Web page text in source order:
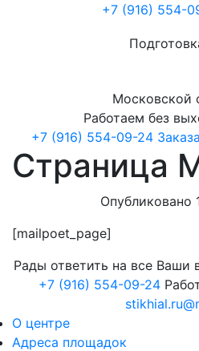
+7 (916) 554-
Московской
+7 (916) 554-09-24
Работаем без
Страница
Опубликовано
[mailpoet_page]
Рады ответить на все Ваши
+7 (916) 554-09-24
О центре
Адреса площадок